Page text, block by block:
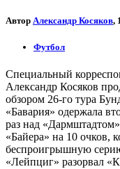
Автор Александр Косяков,
Футбол
Специальный
Александр Косяков
обзором 26-го тура
«Бавария» одержала
раз над
«Байера» на 10 очков,
беспроигрышную
«Лейпциг» разорвал